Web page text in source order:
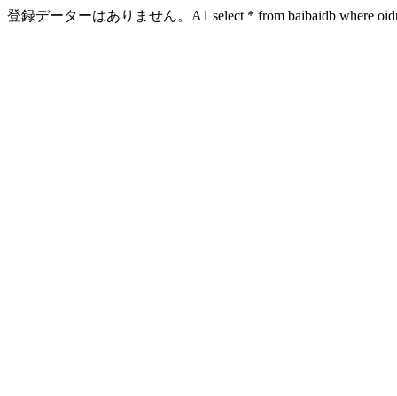
登録データーはありません。A1 select * from baibaidb where